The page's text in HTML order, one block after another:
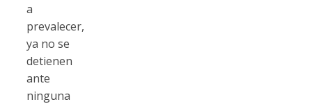
a
prevalecer,
ya no se
detienen
ante
ninguna